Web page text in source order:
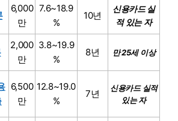
6,000
만
7.6~18.9
%
10년
신용카드 실
적 있는 자
2,000
만
3.8~19.9
%
8년 만 25세 이상
6,500
만
12.8~19.0
%
7년
신용카드 실적
있는 자